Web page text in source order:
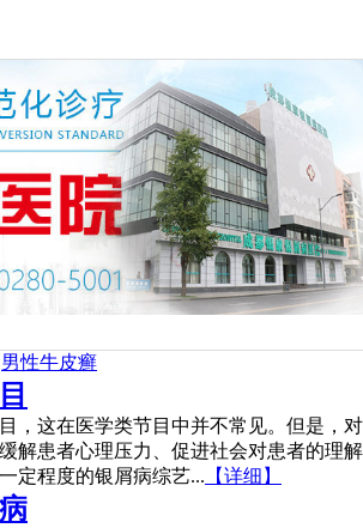
男性牛皮癣
，这在医学类节目中并不常见。但是，对
解患者心理压力、促进社会对患者的理解
定程度的银屑病综艺... 【详细】